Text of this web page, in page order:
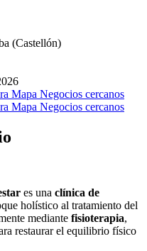
(Castellón)
Mapa Negocios cercanos
Mapa Negocios cercanos
es una clínica de
holístico al tratamiento del
mediante fisioterapia,
restaurar el equilibrio físico